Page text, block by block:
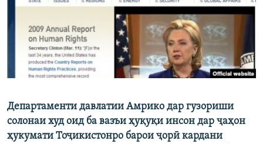
ПАЙГИРӢ КУНЕД
Ҳамаи сомонаҳои RFE/RL
Департаменти давлатии Амрико дар гузориши
солонаи худ оид ба вазъи ҳуқуқи инсон дар ҷаҳон
ҳукумати Тоҷикистонро барои ҷорӣ кардани